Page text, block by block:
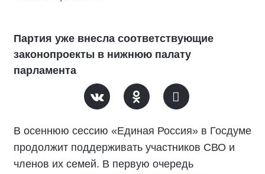
Партия уже внесла соответствующие
законопроекты в нижнюю палату
парламента
В осеннюю сессию «Единая Россия» в Госдуме
продолжит поддерживать участников СВО и
членов их семей. В первую очередь